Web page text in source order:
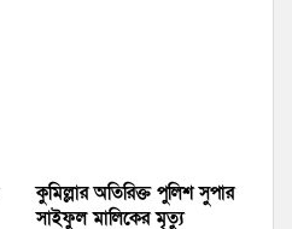
কুমিল্লার অতিরিক্ত পুলিশ সুপার
সাইফুল মালিকের মৃত্যু